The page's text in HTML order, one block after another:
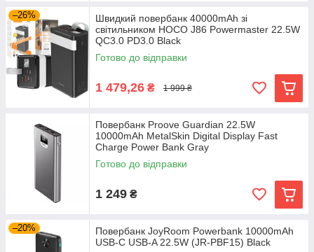
–26%
Швидкий повербанк 40000mAh зі
світильником HOCO J86 Powermaster 22.5W
QC3.0 PD3.0 Black
Готово до відправки
1 479,26 ₴ 1 999 ₴
Повербанк Proove Guardian 22.5W
10000mAh MetalSkin Digital Display Fast
Charge Power Bank Gray
Готово до відправки
1 249 ₴
–20%
Повербанк JoyRoom Powerbank 10000mAh
USB-C USB-A 22.5W (JR-PBF15) Black